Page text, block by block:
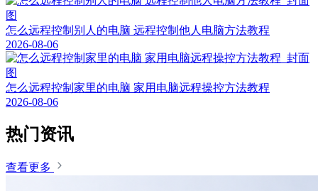
怎么远程控制别人的电脑 远程控制他人电脑方法教程
2026-08-06
怎么远程控制家里的电脑 家用电脑远程操控方法教程
2026-08-06
热门资讯
查看更多